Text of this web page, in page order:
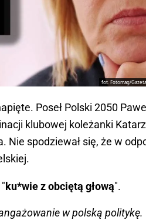
fot. Fotomag/
Poseł Polski 2050
klubowej koleżanki
Nie spodziewał się, że w
ku*wie z obciętą głową".
w polską politykę.